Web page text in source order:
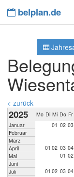
belplan.de
< zurück
2025 Mo Di Mi Do Fr
Januar
01 02 03
Februar
März
April
01 02 03 04
Mai
01 02
Juni
Juli
01 02 03 04